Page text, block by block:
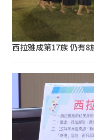
西拉雅成第17族 仍有8